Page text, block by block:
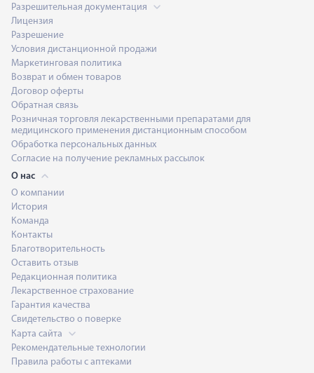
Анна Каршиева
Борис Копылов
Константин Антонов
Кирилл Белан
Разрешительная документация
Лицензия
Разрешение
Условия дистанционной продажи
Маркетинговая политика
Возврат и обмен товаров
Договор оферты
Обратная связь
Розничная торговля лекарственными препаратами для
медицинского применения дистанционным способом
Обработка персональных данных
Согласие на получение рекламных рассылок
О нас
О компании
История
Команда
Контакты
Благотворительность
Оставить отзыв
Редакционная политика
Лекарственное страхование
Гарантия качества
Свидетельство о поверке
Карта сайта
Рекомендательные технологии
Правила работы с аптеками